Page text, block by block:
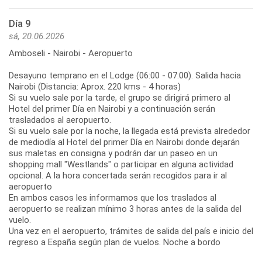
Día 9
sá, 20.06.2026
Amboseli - Nairobi - Aeropuerto
Desayuno temprano en el Lodge (06:00 - 07:00). Salida hacia
Nairobi (Distancia: Aprox. 220 kms - 4 horas)
Si su vuelo sale por la tarde, el grupo se dirigirá primero al
Hotel del primer Día en Nairobi y a continuación serán
trasladados al aeropuerto.
Si su vuelo sale por la noche, la llegada está prevista alrededor
de mediodía al Hotel del primer Día en Nairobi donde dejarán
sus maletas en consigna y podrán dar un paseo en un
shopping mall "Westlands" o participar en alguna actividad
opcional. A la hora concertada serán recogidos para ir al
aeropuerto
En ambos casos les informamos que los traslados al
aeropuerto se realizan mínimo 3 horas antes de la salida del
vuelo.
Una vez en el aeropuerto, trámites de salida del país e inicio del
regreso a España según plan de vuelos. Noche a bordo